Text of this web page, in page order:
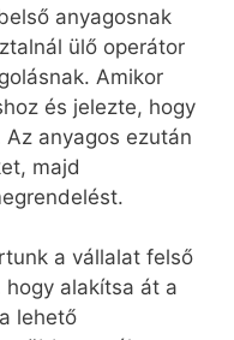
anyagosnak
ülő operátor
Amikor
és jelezte, hogy
anyagos ezután
majd
a vállalat felső
alakítsa át a
lehető